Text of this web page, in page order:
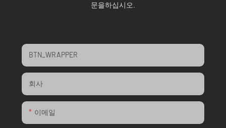
문을하십시오.
BTN_WRAPPER
회사
이메일